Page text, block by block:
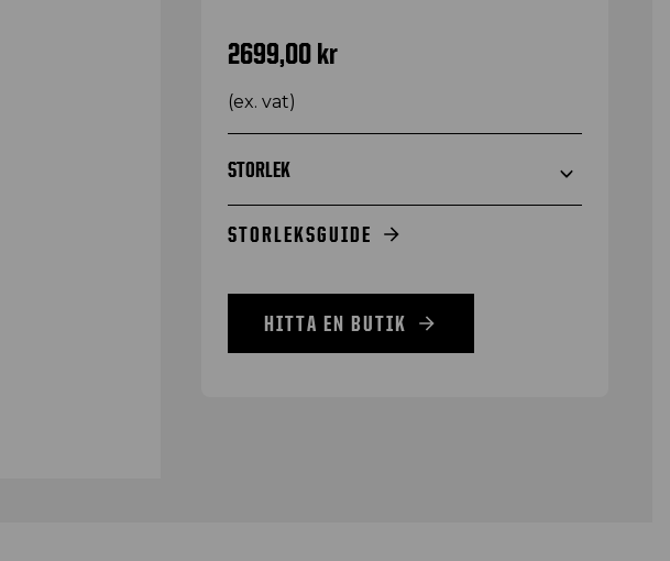
2699,00 kr
(ex. vat)
STORLEK
STORLEKSGUIDE
HITTA EN BUTIK